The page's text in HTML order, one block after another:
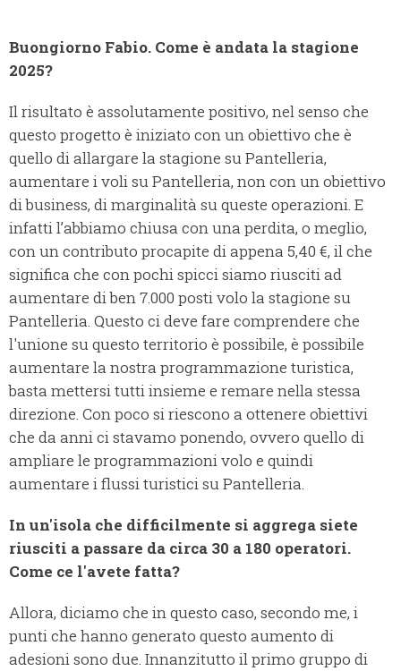
Buongiorno Fabio. Come è andata la stagione
2025?
Il risultato è assolutamente positivo, nel senso che
questo progetto è iniziato con un obiettivo che è
quello di allargare la stagione su Pantelleria,
aumentare i voli su Pantelleria, non con un obiettivo
di business, di marginalità su queste operazioni. E
infatti l’abbiamo chiusa con una perdita, o meglio,
con un contributo procapite di appena 5,40 €, il che
significa che con pochi spicci siamo riusciti ad
aumentare di ben 7.000 posti volo la stagione su
Pantelleria. Questo ci deve fare comprendere che
l'unione su questo territorio è possibile, è possibile
aumentare la nostra programmazione turistica,
basta mettersi tutti insieme e remare nella stessa
direzione. Con poco si riescono a ottenere obiettivi
che da anni ci stavamo ponendo, ovvero quello di
ampliare le programmazioni volo e quindi
aumentare i flussi turistici su Pantelleria.
In un'isola che difficilmente si aggrega siete
riusciti a passare da circa 30 a 180 operatori.
Come ce l'avete fatta?
Allora, diciamo che in questo caso, secondo me, i
punti che hanno generato questo aumento di
adesioni sono due. Innanzitutto il primo gruppo di